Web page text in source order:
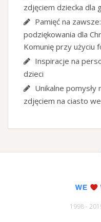
zdjęciem dziecka dla
Pamięć na
podziękowania dla
Komunię przy użyciu
Inspiracje na
dzieci
Unikalne
zdjęciem na ciasto
1998 -